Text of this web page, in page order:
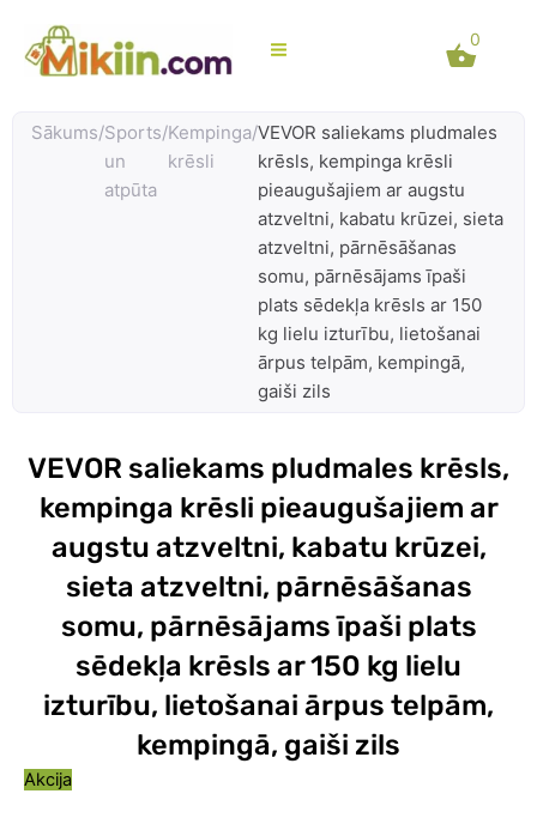
content
0
Sākums/Sports
un
atpūta
/Kempinga
krēsli
/VEVOR saliekams pludmales
krēsls, kempinga krēsli
pieaugušajiem ar augstu
atzveltni, kabatu krūzei, sieta
atzveltni, pārnēsāšanas
somu, pārnēsājams īpaši
plats sēdekļa krēsls ar 150
kg lielu izturību, lietošanai
ārpus telpām, kempingā,
gaiši zils
VEVOR saliekams pludmales krēsls,
kempinga krēsli pieaugušajiem ar
augstu atzveltni, kabatu krūzei,
sieta atzveltni, pārnēsāšanas
somu, pārnēsājams īpaši plats
sēdekļa krēsls ar 150 kg lielu
izturību, lietošanai ārpus telpām,
kempingā, gaiši zils
Akcija